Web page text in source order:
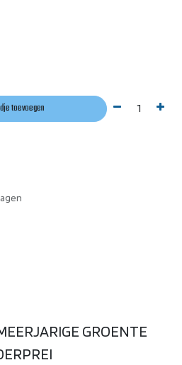
toevoegen
GROENTE